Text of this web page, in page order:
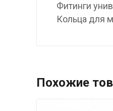
Фитинги
Кольца для
Похожие